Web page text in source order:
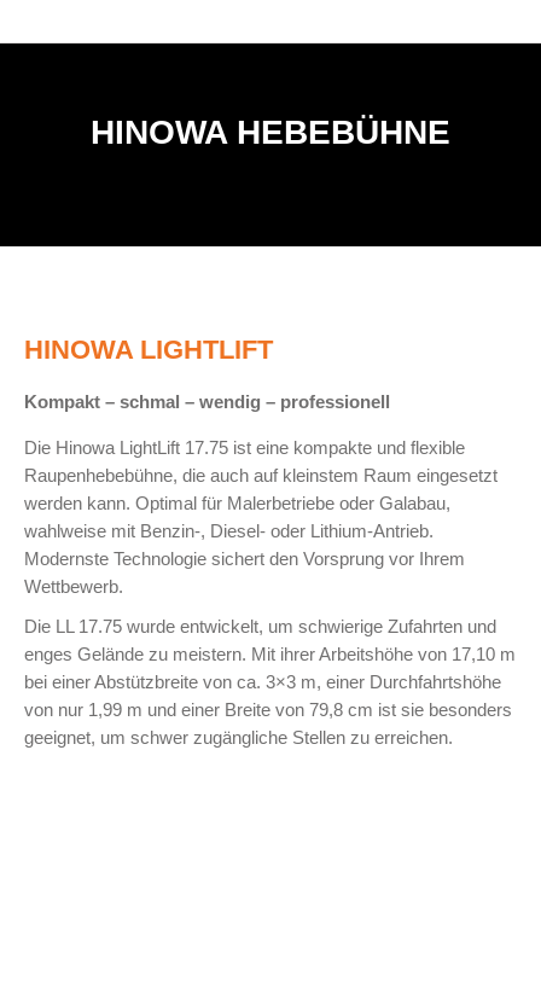
HINOWA HEBEBÜHNE
HINOWA LIGHTLIFT
Kompakt – schmal – wendig – professionell
Die Hinowa LightLift 17.75 ist eine kompakte und flexible
Raupenhebebühne, die auch auf kleinstem Raum eingesetzt
werden kann. Optimal für Malerbetriebe oder Galabau,
wahlweise mit Benzin-, Diesel- oder Lithium-Antrieb.
Modernste Technologie sichert den Vorsprung vor Ihrem
Wettbewerb.
Die LL 17.75 wurde entwickelt, um schwierige Zufahrten und
enges Gelände zu meistern. Mit ihrer Arbeitshöhe von 17,10 m
bei einer Abstützbreite von ca. 3×3 m, einer Durchfahrtshöhe
von nur 1,99 m und einer Breite von 79,8 cm ist sie besonders
geeignet, um schwer zugängliche Stellen zu erreichen.
Mehr erfahren